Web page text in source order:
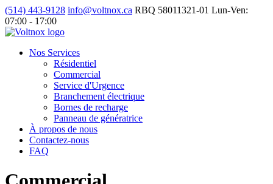
(514) 443-9128 info@voltnox.ca RBQ 58011321-01 Lun-Ven:
07:00 - 17:00
Nos Services
Résidentiel
Commercial
Service d'Urgence
Branchement électrique
Bornes de recharge
Panneau de génératrice
À propos de nous
Contactez-nous
FAQ